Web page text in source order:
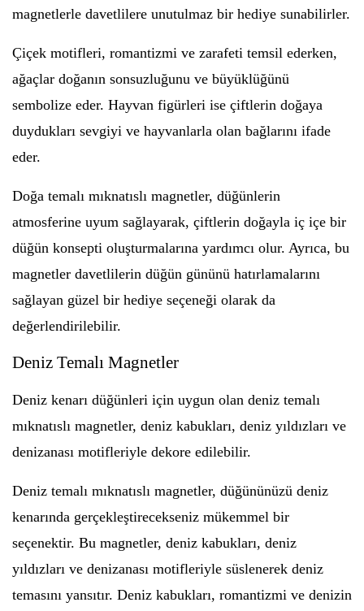
magnetlerle davetlilere unutulmaz bir hediye sunabilirler.
Çiçek motifleri, romantizmi ve zarafeti temsil ederken,
ağaçlar doğanın sonsuzluğunu ve büyüklüğünü
sembolize eder. Hayvan figürleri ise çiftlerin doğaya
duydukları sevgiyi ve hayvanlarla olan bağlarını ifade
eder.
Doğa temalı mıknatıslı magnetler, düğünlerin
atmosferine uyum sağlayarak, çiftlerin doğayla iç içe bir
düğün konsepti oluşturmalarına yardımcı olur. Ayrıca, bu
magnetler davetlilerin düğün gününü hatırlamalarını
sağlayan güzel bir hediye seçeneği olarak da
değerlendirilebilir.
Deniz Temalı Magnetler
Deniz kenarı düğünleri için uygun olan deniz temalı
mıknatıslı magnetler, deniz kabukları, deniz yıldızları ve
denizanası motifleriyle dekore edilebilir.
Deniz temalı mıknatıslı magnetler, düğününüzü deniz
kenarında gerçekleştirecekseniz mükemmel bir
seçenektir. Bu magnetler, deniz kabukları, deniz
yıldızları ve denizanası motifleriyle süslenerek deniz
temasını yansıtır. Deniz kabukları, romantizmi ve denizin